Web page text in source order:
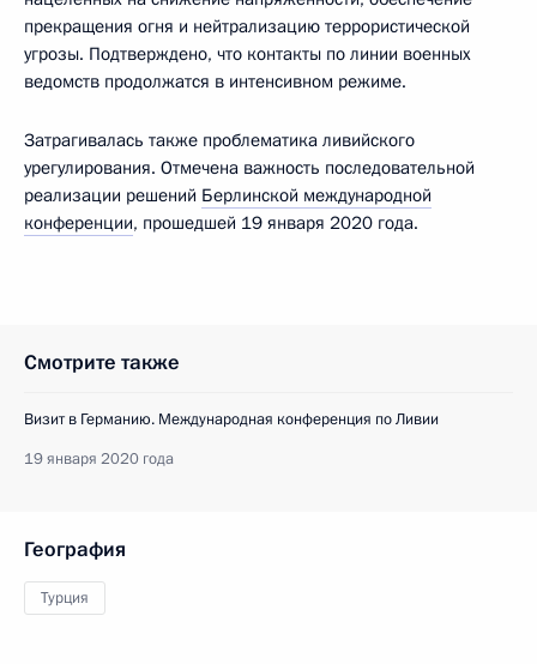
прекращения огня и нейтрализацию террористической
угрозы. Подтверждено, что контакты по линии военных
ведомств продолжатся в интенсивном режиме.
Затрагивалась также проблематика ливийского
урегулирования. Отмечена важность последовательной
реализации решений Берлинской международной
конференции, прошедшей 19 января 2020 года.
Смотрите также
Визит в Германию. Международная конференция по Ливии
19 января 2020 года
География
Турция